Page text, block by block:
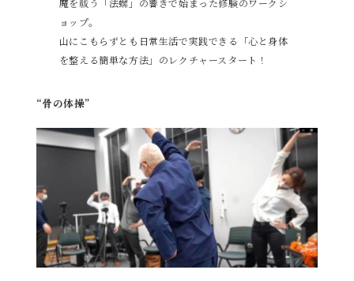
ョップ。
山にこもらずとも日常生活で実践できる「心と身体
を整える簡単な方法」のレクチャースタート！
“骨の体操”